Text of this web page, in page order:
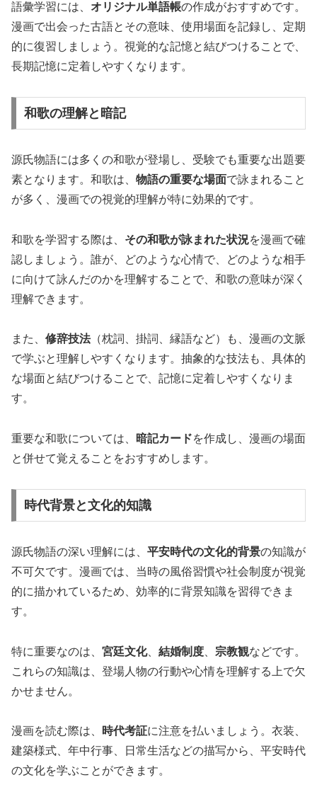
語彙学習には、 オリジナル単語帳の作成がおすすめです。
漫画で出会った古語とその意味、使用場面を記録し、定期
的に復習しましょう。視覚的な記憶と結びつけることで、
長期記憶に定着しやすくなります。
和歌の理解と暗記
源氏物語には多くの和歌が登場し、受験でも重要な出題要
素となります。和歌は、 物語の重要な場面で詠まれること
が多く、漫画での視覚的理解が特に効果的です。
和歌を学習する際は、 その和歌が詠まれた状況を漫画で確
認しましょう。誰が、どのような心情で、どのような相手
に向けて詠んだのかを理解することで、和歌の意味が深く
理解できます。
また、 修辞技法（枕詞、掛詞、縁語など）も、漫画の文脈
で学ぶと理解しやすくなります。抽象的な技法も、具体的
な場面と結びつけることで、記憶に定着しやすくなりま
す。
重要な和歌については、 暗記カードを作成し、漫画の場面
と併せて覚えることをおすすめします。
時代背景と文化的知識
源氏物語の深い理解には、 平安時代の文化的背景の知識が
不可欠です。漫画では、当時の風俗習慣や社会制度が視覚
的に描かれているため、効率的に背景知識を習得できま
す。
特に重要なのは、 宮廷文化、 結婚制度 宗教観などです。
これらの知識は、登場人物の行動や心情を理解する上で欠
かせません。
漫画を読む際は、 時代考証に注意を払いましょう。衣装、
建築様式、年中行事、日常生活などの描写から、平安時代
の文化を学ぶことができます。